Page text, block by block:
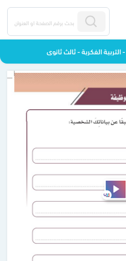
الفكرية - ثالث ثانوي